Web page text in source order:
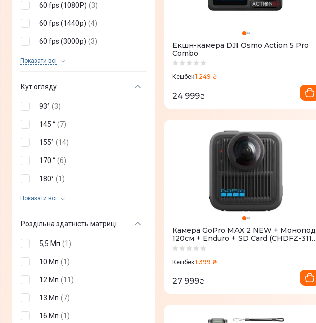
60 fps (1080P) (3)
60 fps (1440p) (4)
60 fps (3000p) (3)
Показати всi120 fps (720p)
240 fps (2,7К)
Кут огляду
93° (3)
145 ° (7)
155° (14)
170 ° (6)
180° (1 )
Показати всi
360 ° 12
Роздільна здатність матриці
5,5 Мп (1 )
10 Мп (1 )
12 Мп (11 )
13 Мп (7)
16 Мп (1 )
Екшн-камера DJI Osmo Action 5 Pro
Combo
Кешбек1 249 ₴
24 999₴
Камера GoPro MAX 2 NEW + Монопод
120см + Enduro + SD Card (CHDFZ-311-
RW)
Кешбек1 399 ₴
27 999₴